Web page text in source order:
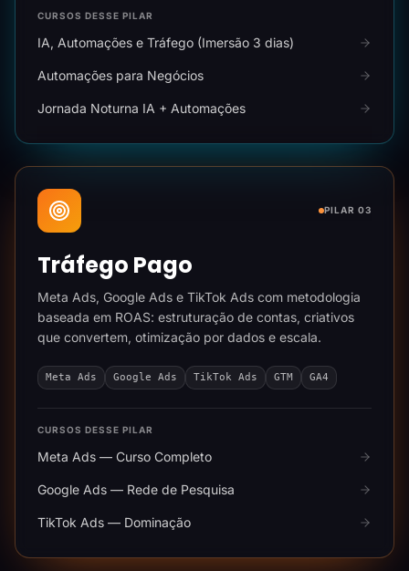
CURSOS DESSE PILAR
IA, Automações e Tráfego (Imersão 3 dias)
Automações para Negócios
Jornada Noturna IA + Automações
PILAR 03
Tráfego Pago
Meta Ads, Google Ads e TikTok Ads com metodologia
baseada em ROAS: estruturação de contas, criativos
que convertem, otimização por dados e escala.
Meta Ads Google Ads TikTok Ads GTM GA4
CURSOS DESSE PILAR
Meta Ads — Curso Completo
Google Ads — Rede de Pesquisa
TikTok Ads — Dominação